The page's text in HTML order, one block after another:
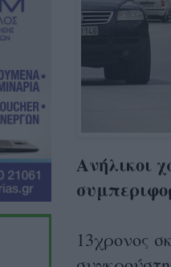
Ανήλικοι
13χρονος